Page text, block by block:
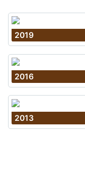
2019
2016
2013